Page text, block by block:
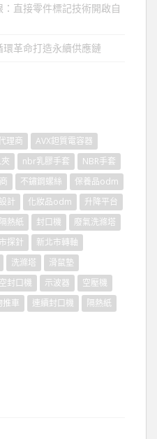
直接零件標記技術開啟自
革命打造永續供應鏈
理商
AVX鉭質電容器
夾 nbr乳膠手套
NBR手套
不鏽鋼螺絲
保養品odm
計 化妝品odm
升降平台
熱紙 封口機
廢氣洗滌塔
探針
新北市轉軸
洗滌塔
滑鼠墊
封口機 示波器
空壓機
推車 連續封口機
隔熱紙